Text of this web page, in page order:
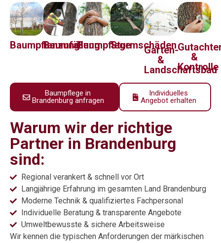
Baumpflanzung
BaumfällungBaumpflegeSturmschäden
Garten-
&
Landschaftsbau
&
Kontrolle
Baumpflege in
Brandenburg anfragen
Individuelles
Angebot erhalten
Warum wir der richtige
Partner in Brandenburg
sind:
Regional verankert & schnell vor Ort
Langjährige Erfahrung im gesamten Land Brandenburg
Moderne Technik & qualifiziertes Fachpersonal
Individuelle Beratung & transparente Angebote
Umweltbewusste & sichere Arbeitsweise
Wir kennen die typischen Anforderungen der märkischen